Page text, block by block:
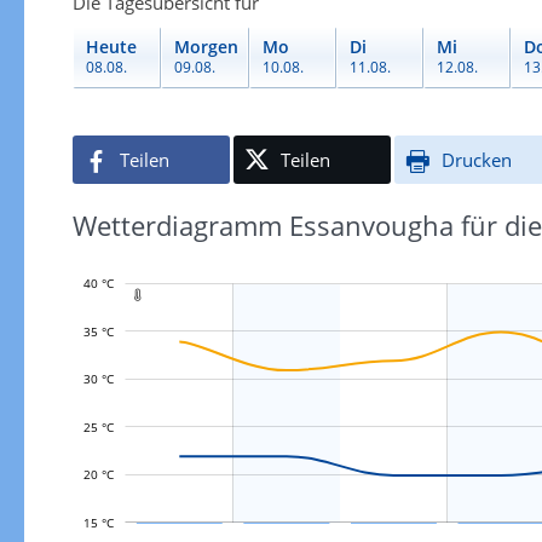
Heute
08.08.
Morgen
09.08.
Mo
10.08.
Di
11.08.
Mi
12.08.
Teilen Teilen Drucken
Wetterdiagramm Essanvougha für

20 °C
40 °C
35 °C
30 °C
25 °C
15 °C